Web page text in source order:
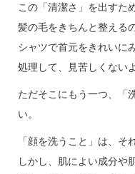
この「清潔さ」を出すた
髪の毛をきちんと整える
シャツで首元をきれいに
処理して、見苦しくない
ただそこにもう一つ、「
い。
「顔を洗うこと」は、そ
しかし、肌によい成分や